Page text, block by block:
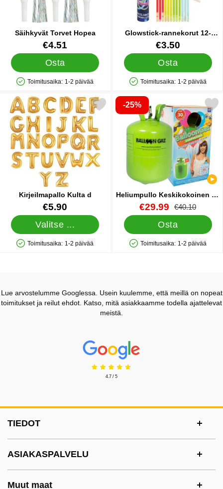
Säihkyvät Torvet Hopea
Tuote.nro 19231
€4.51
Osta
Saatavuus: Varastossa
Toimitusaika: 1-2 päivää
Glowstick-rannekorut 12-
pakkaus
Tuote.nro 16832
€3.50
Osta
Saatavuus: Varastossa
Toimitusaika: 1-2 päivää
Kirjeilmapallo Kulta d
Tuote.nro 10069
€5.90
Valitse ...
Saatavuus: Varastossa
Toimitusaika: 1-2 päivää
Merkitse kirjeilmapallo Kulta d suosikiksi
-25%
Heliumpullo Keskikokoinen 30
palloa (20-25 cm)
Tuote.nro 13479
uusi hinta
€29.99 vanha hinta
€40.10
Osta
Saatavuus: Varastossa
Toimitusaika: 1-2 päivää
Merkitse heliumpullo Keskikokoinen
Lue arvostelumme Googlessa. Usein kuulemme, että meillä on nopeat
toimitukset ja reilut ehdot. Katso, mitä asiakkaamme todella ajattelevat
meistä.
Prisjakt Arvostelu: 4.7 Tähdet
4.7 / 5
TIEDOT
ASIAKASPALVELU
Muut maat